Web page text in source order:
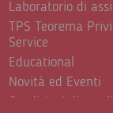
Laboratorio di
TPS Teorema
Service
Educational
Novità ed Eventi
Condizioni di